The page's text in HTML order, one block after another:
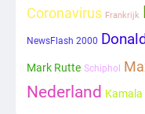
Mr.
2
Coronavirus Frankrijk
NewsFlash 2000
Mark Rutte Schiphol
Nederland